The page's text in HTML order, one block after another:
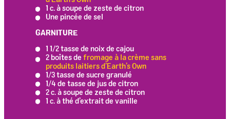
1 c. à soupe de zeste de citron
Une pincée de sel
GARNITURE
1 1/2 tasse de noix de cajou
2 boîtes de fromage à la crème sans
produits laitiers d’Earth’s Own
1/3 tasse de sucre granulé
1/4 de tasse de jus de citron
2 c. à soupe de zeste de citron
1 c. à thé d’extrait de vanille